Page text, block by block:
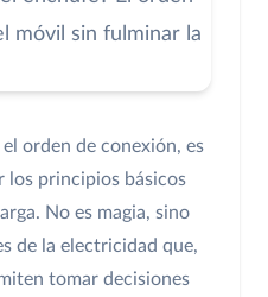
orden de conexión, es
los principios básicos
No es magia, sino
de la electricidad que,
tomar decisiones